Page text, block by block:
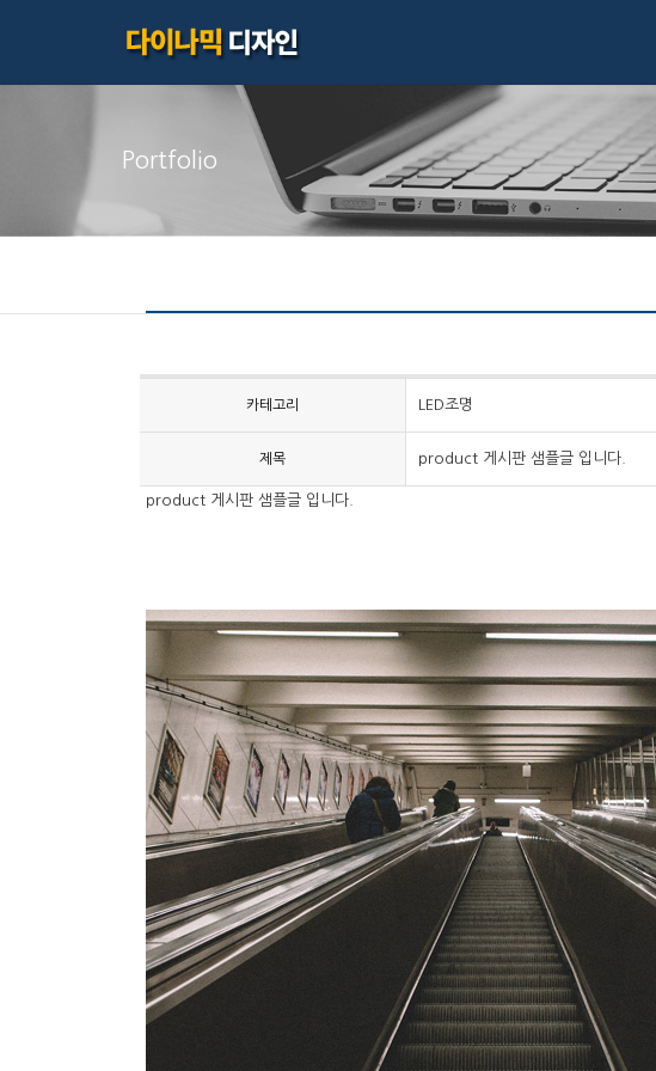
Portfolio
카테고리 LED조명
제목 product 게시판 샘플글 입니다.
product 게시판 샘플글 입니다.